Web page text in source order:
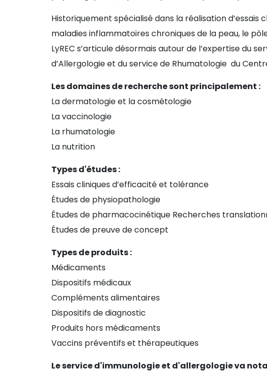
Historiquement spécialisé dans la réalisation d’essais
maladies inflammatoires chroniques de la peau, le
LyREC s’articule désormais autour de l’expertise du
d’Allergologie et du service de Rhumatologie du
Les domaines de recherche sont principalement :
La dermatologie et la cosmétologie
La vaccinologie
La rhumatologie
La nutrition
Types d'études :
Essais cliniques d’efficacité et tolérance
Études de physiopathologie
Études de pharmacocinétique Recherches
Études de preuve de concept
Types de produits :
Médicaments
Dispositifs médicaux
Compléments alimentaires
Dispositifs de diagnostic
Produits hors médicaments
Vaccins préventifs et thérapeutiques
Le service d'immunologie et d'allergologie va